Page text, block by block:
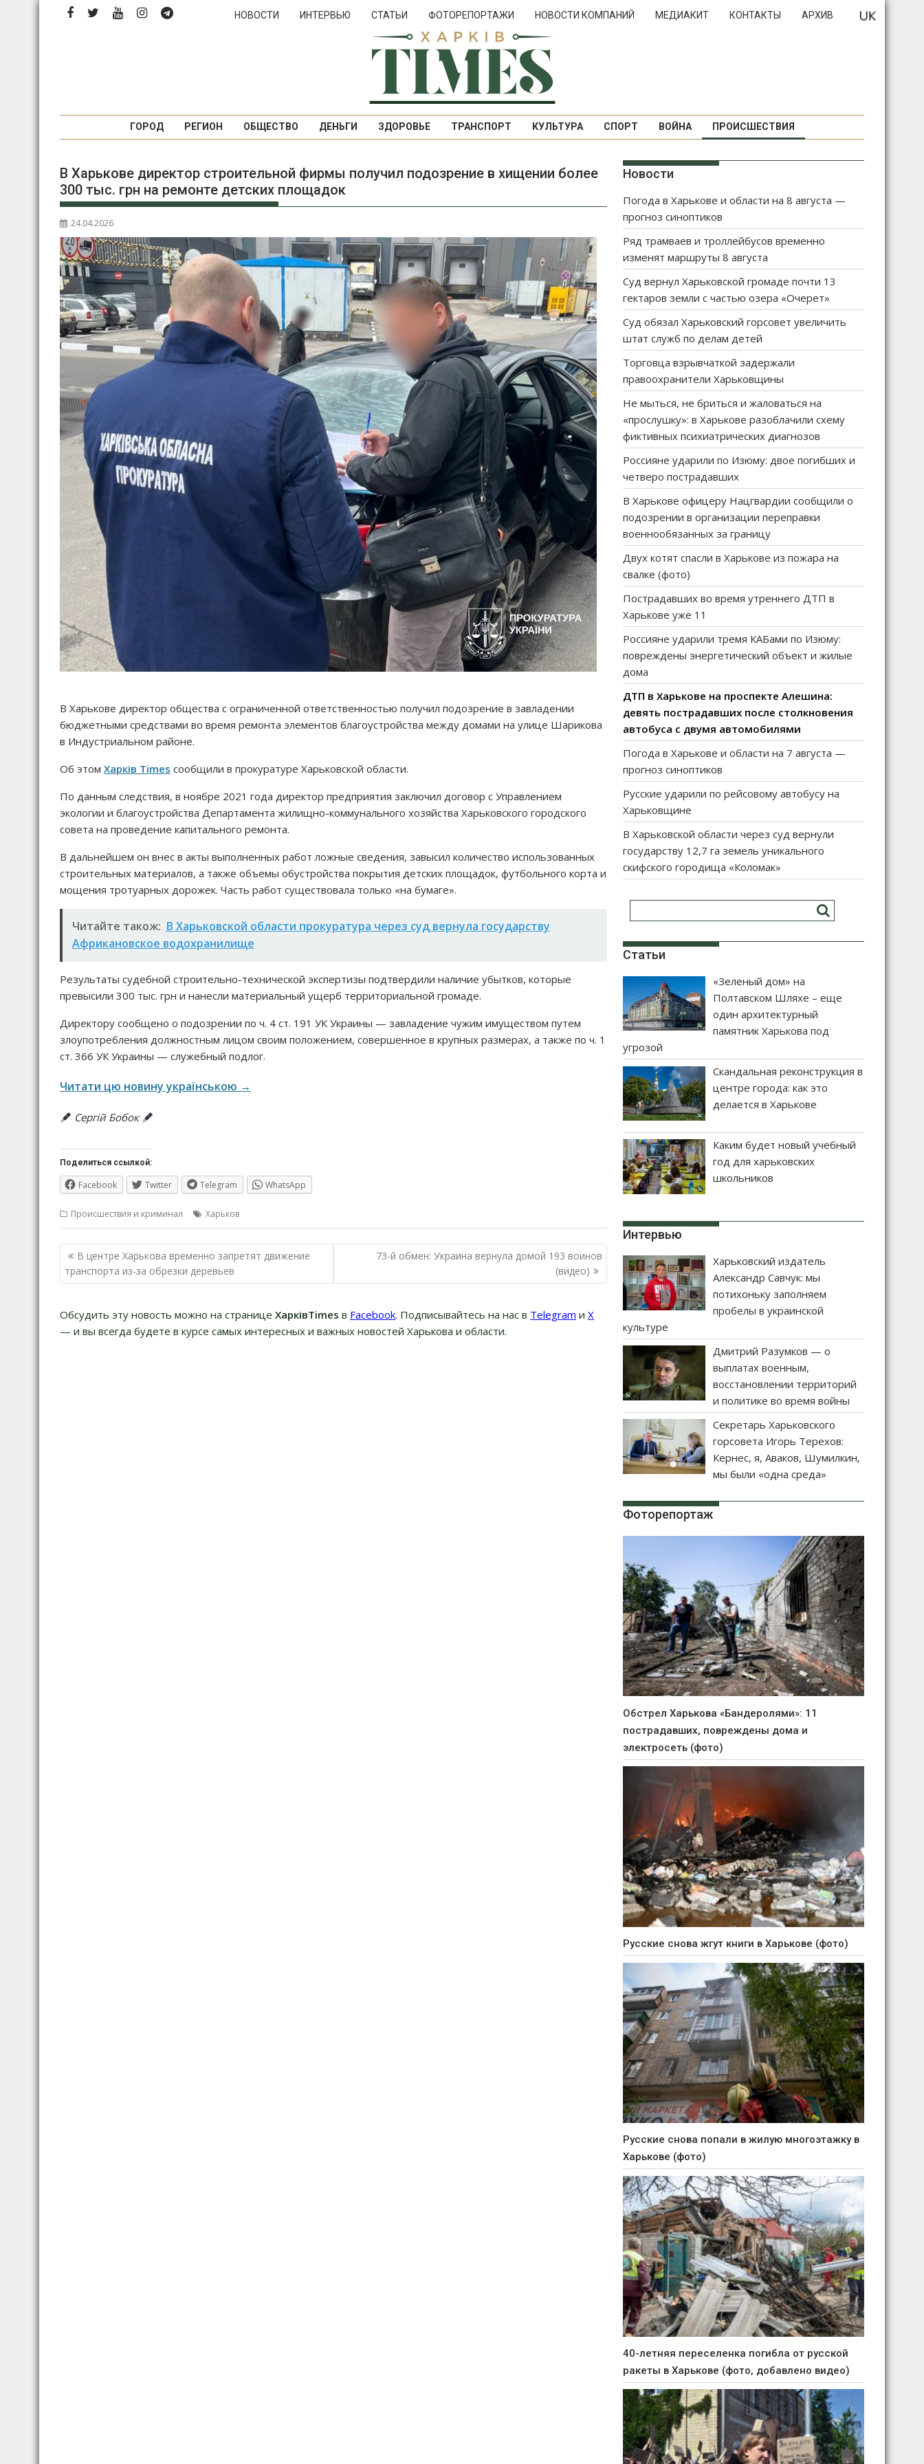
Перейти
НОВОСТИ ИНТЕРВЬЮ СТАТЬИ ФОТОРЕПОРТАЖИ НОВОСТИ КОМПАНИЙ МЕДИАКИТ КОНТАКТЫ АРХИВ
ГОРОД РЕГИОН ОБЩЕСТВО ДЕНЬГИ ЗДОРОВЬЕ ТРАНСПОРТ КУЛЬТУРА СПОРТ ВОЙНА ПРОИСШЕСТВИЯ
В Харькове директор строительной фирмы получил подозрение в хищении более
300 тыс. грн на ремонте детских площадок
24.04.2026
В Харькове директор общества с ограниченной ответственностью получил подозрение в завладении
бюджетными средствами во время ремонта элементов благоустройства между домами на улице Шарикова
в Индустриальном районе.
Об этом Харків Times сообщили в прокуратуре Харьковской области.
По данным следствия, в ноябре 2021 года директор предприятия заключил договор с Управлением
экологии и благоустройства Департамента жилищно-коммунального хозяйства Харьковского городского
совета на проведение капитального ремонта.
В дальнейшем он внес в акты выполненных работ ложные сведения, завысил количество использованных
строительных материалов, а также объемы обустройства покрытия детских площадок, футбольного корта и
мощения тротуарных дорожек. Часть работ существовала только «на бумаге».
Читайте також: В Харьковской области прокуратура через суд вернула государству
Африкановское водохранилище
Результаты судебной строительно-технической экспертизы подтвердили наличие убытков, которые
превысили 300 тыс. грн и нанесли материальный ущерб территориальной громаде.
Директору сообщено о подозрении по ч. 4 ст. 191 УК Украины — завладение чужим имуществом путем
злоупотребления должностным лицом своим положением, совершенное в крупных размерах, а также по ч. 1
ст. 366 УК Украины — служебный подлог.
Читати цю новину українською →
Сергій Бобок
Поделиться ссылкой:
Facebook Twitter Telegram WhatsApp
Происшествия и криминал Харьков
Навигация
по
записям
В центре Харькова временно запретят движение
транспорта из-за обрезки деревьев
73-й обмен: Украина вернула домой 193 воинов
(видео)
Обсудить эту новость можно на странице ХарківTimes в Facebook. Подписывайтесь на нас в Telegram и Х
— и вы всегда будете в курсе самых интересных и важных новостей Харькова и области.
Новости
Погода в Харькове и области на 8 августа —
прогноз синоптиков
Ряд трамваев и троллейбусов временно
изменят маршруты 8 августа
Суд вернул Харьковской громаде почти 13
гектаров земли с частью озера «Очерет»
Суд обязал Харьковский горсовет увеличить
штат служб по делам детей
Торговца взрывчаткой задержали
правоохранители Харьковщины
Не мыться, не бриться и жаловаться на
«прослушку»: в Харькове разоблачили схему
фиктивных психиатрических диагнозов
Россияне ударили по Изюму: двое погибших и
четверо пострадавших
В Харькове офицеру Нацгвардии сообщили о
подозрении в организации переправки
военнообязанных за границу
Двух котят спасли в Харькове из пожара на
свалке (фото)
Пострадавших во время утреннего ДТП в
Харькове уже 11
Россияне ударили тремя КАБами по Изюму:
повреждены энергетический объект и жилые
дома
ДТП в Харькове на проспекте Алешина:
девять пострадавших после столкновения
автобуса с двумя автомобилями
Погода в Харькове и области на 7 августа —
прогноз синоптиков
Русские ударили по рейсовому автобусу на
Харьковщине
В Харьковской области через суд вернули
государству 12,7 га земель уникального
скифского городища «Коломак»
Статьи
«Зеленый дом» на
Полтавском Шляхе – еще
один архитектурный
памятник Харькова под
угрозой
Скандальная реконструкция в
центре города: как это
делается в Харькове
Каким будет новый учебный
год для харьковских
школьников
Интервью
Харьковский издатель
Александр Савчук: мы
потихоньку заполняем
пробелы в украинской
культуре
Дмитрий Разумков — о
выплатах военным,
восстановлении территорий
и политике во время войны
Секретарь Харьковского
горсовета Игорь Терехов:
Кернес, я, Аваков, Шумилкин,
мы были «одна среда»
Фоторепортаж
Обстрел Харькова «Бандеролями»: 11
пострадавших, повреждены дома и
электросеть (фото)
Русские снова жгут книги в Харькове (фото)
Русские снова попали в жилую многоэтажку в
Харькове (фото)
40-летняя переселенка погибла от русской
ракеты в Харькове (фото, добавлено видео)